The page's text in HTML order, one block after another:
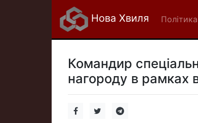
Нова Хвиля Політика
Командир
нагороду в рамках